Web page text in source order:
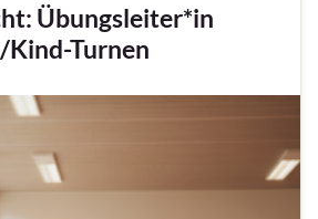
Übungsleiter*in
Turnen